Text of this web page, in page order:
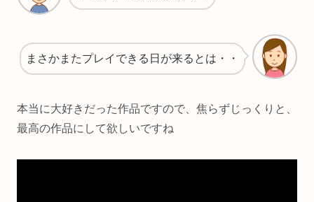
まさかまたプレイできる日が来るとは・・
本当に大好きだった作品ですので、焦らずじっくりと、
最高の作品にして欲しいですね